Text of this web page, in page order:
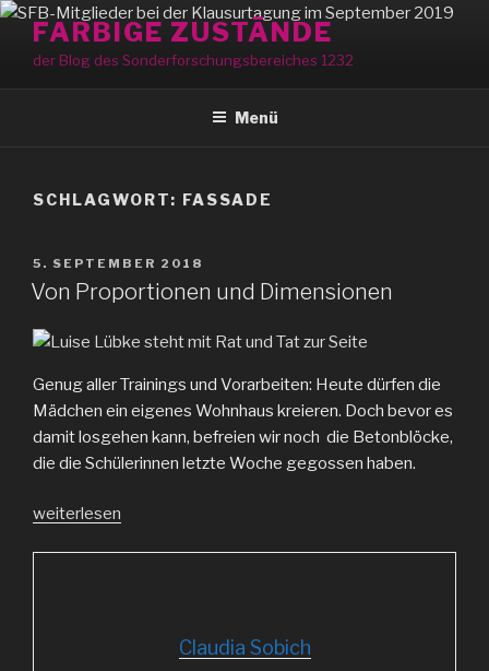
Zum
Inhalt
springen
FARBIGE ZUSTÄNDE
der Blog des Sonderforschungsbereiches 1232
Menü
SCHLAGWORT: FASSADE
VERÖFFENTLICHT
AM
5. SEPTEMBER 2018
Von Proportionen und Dimensionen
Genug aller Trainings und Vorarbeiten: Heute dürfen die
Mädchen ein eigenes Wohnhaus kreieren. Doch bevor es
damit losgehen kann, befreien wir noch die Betonblöcke,
die die Schülerinnen letzte Woche gegossen haben.
„Von
weiterlesen
Claudia Sobich